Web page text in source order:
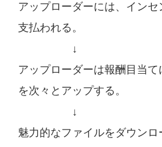
アップローダーには、イン
支払われる。
↓
アップローダーは報酬目当
を次々とアップする。
↓
魅力的なファイルをダウン